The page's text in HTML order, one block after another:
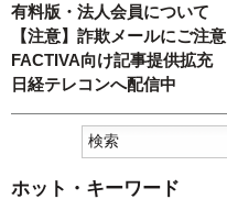
有料版・法人会員について
【注意】詐欺メールにご注意
FACTIVA向け記事提供拡充
日経テレコンへ配信中
ホット・キーワード